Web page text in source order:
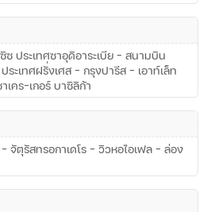
ประเทศซาอุดิอาระเบีย – สนามบิน
ระเทศฝรั่งเศส – กรุงปารีส - เอาท์เล็ท
เคร-เกอร์ บาซิลิก้า
จัตุรัสทรอกาเดโร – วิวหอไอเฟล - ล่อง